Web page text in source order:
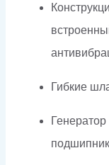
Гибкие